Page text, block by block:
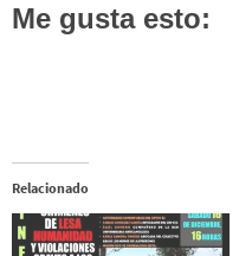
Me gusta esto:
Relacionado